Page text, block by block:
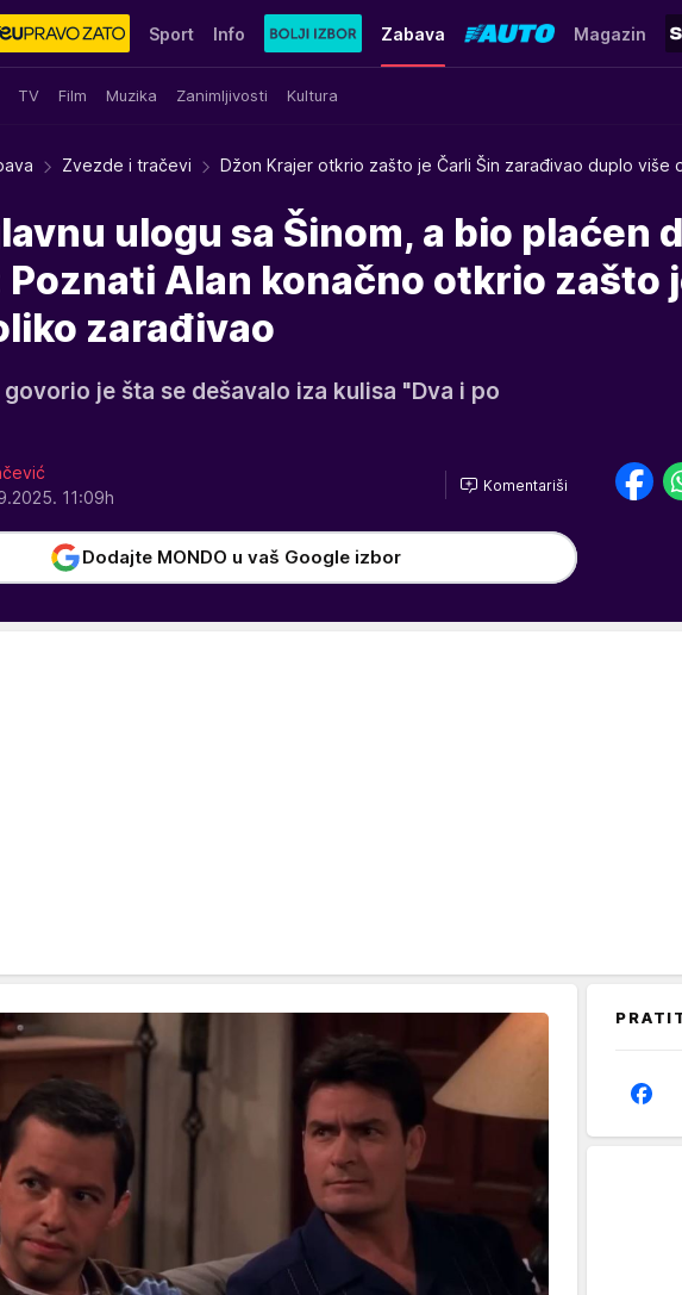
Sport Info Zabava
TV Film Muzika Zanimljivosti Kultura
Magazin
Zvezde i tračevi Džon Krajer otkrio zašto je Čarli Šin zarađivao duplo više
ulogu sa Šinom, a bio plaćen
Poznati Alan konačno otkrio zašto
zarađivao
govorio je šta se dešavalo iza kulisa "Dva i po
11:09h
Komentariši
Dodajte MONDO u vaš Google izbor